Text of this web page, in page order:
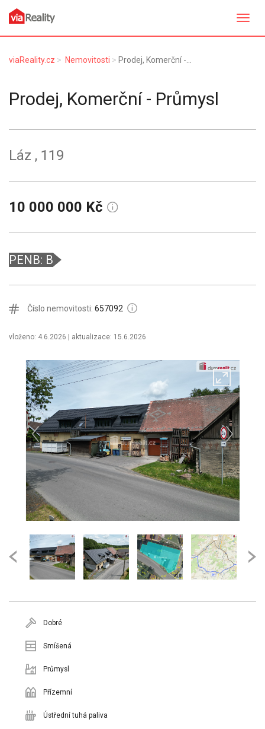
viaReality.cz Nemovitosti Prodej, Komerční - Průmysl, Láz
Prodej, Komerční - Průmysl
Láz , 119
10 000 000 Kč
PENB: B
Číslo nemovitosti: 657092
vloženo: 4.6.2026 | aktualizace: 15.6.2026
Dobré
Smíšená
Průmysl
Přízemní
Ústřední tuhá paliva